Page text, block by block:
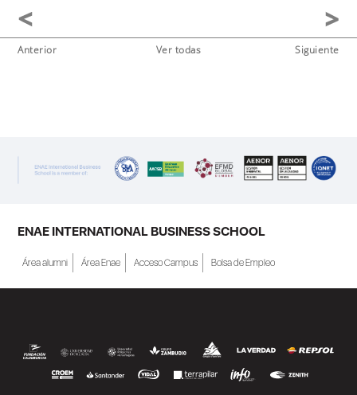
Anterior Ver todas Siguiente
ENAE INTERNATIONAL BUSINESS SCHOOL
Área alumni Área Enae Acceso Campus Bolsa de Empleo